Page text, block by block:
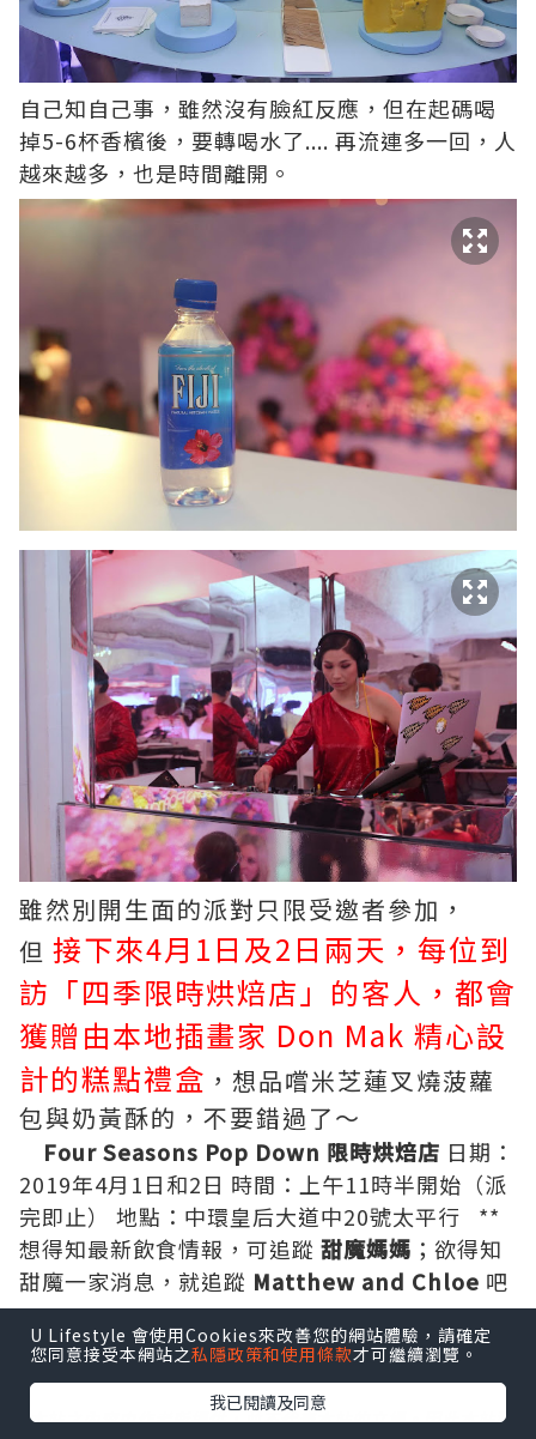
自己知自己事，雖然沒有臉紅反應，但在起碼喝
掉5-6杯香檳後，要轉喝水了.... 再流連多一回，人
越來越多，也是時間離開。
雖然別開生面的派對只限受邀者參加，
但 接下來4月1日及2日兩天，每位到
訪「四季限時烘焙店」的客人，都會
獲贈由本地插畫家 Don Mak 精心設
計的糕點禮盒 ，想品嚐米芝蓮叉燒菠蘿
包與奶黃酥的，不要錯過了～
Four Seasons Pop Down 限時烘焙店 日期：
2019年4月1日和2日 時間：上午11時半開始（派
完即止） 地點：中環皇后大道中20號太平行 **
想得知最新飲食情報，可追蹤 甜魔媽媽 ；欲得知
甜魔一家消息，就追蹤 Matthew and Chloe 吧
~~
*本站之內容由作者所提供，並不代表本站的立場。因此本站對
U Lifestyle 會使用Cookies來改善您的網站體驗，請確定
您同意接受本網站之私隱政策和使用條款才可繼續瀏覽。
我已閱讀及同意